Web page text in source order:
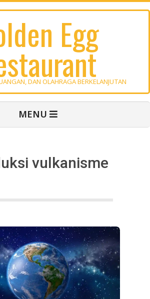
Egg
DAN OLAHRAGA BERKELANJUTAN
MENU
vulkanisme